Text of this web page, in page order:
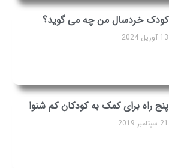
کودک خردسال من چه می گوید؟
13 آوریل 2024
پنج راه برای کمک به کودکان کم شنوا
21 سپتامبر 2019